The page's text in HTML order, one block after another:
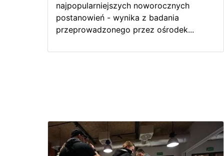
najpopularniejszych noworocznych
postanowień - wynika z badania
przeprowadzonego przez ośrodek...